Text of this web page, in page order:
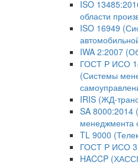
ISO
области
ISO 16949
IWA 2:2007
ГОСТ Р ИСО
(Системы
IRIS (ЖД-
SA 8000:2014
менеджмента
TL 9000
ГОСТ Р ИСО
HACCP